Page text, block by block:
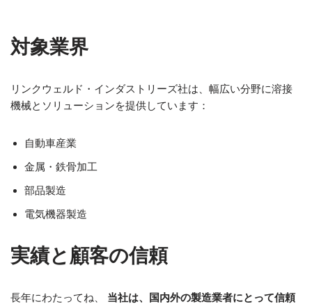
対象業界
リンクウェルド・インダストリーズ社は、幅広い分野に溶接
機械とソリューションを提供しています：
自動車産業
金属・鉄骨加工
部品製造
電気機器製造
実績と顧客の信頼
長年にわたってね、 当社は、国内外の製造業者にとって信頼